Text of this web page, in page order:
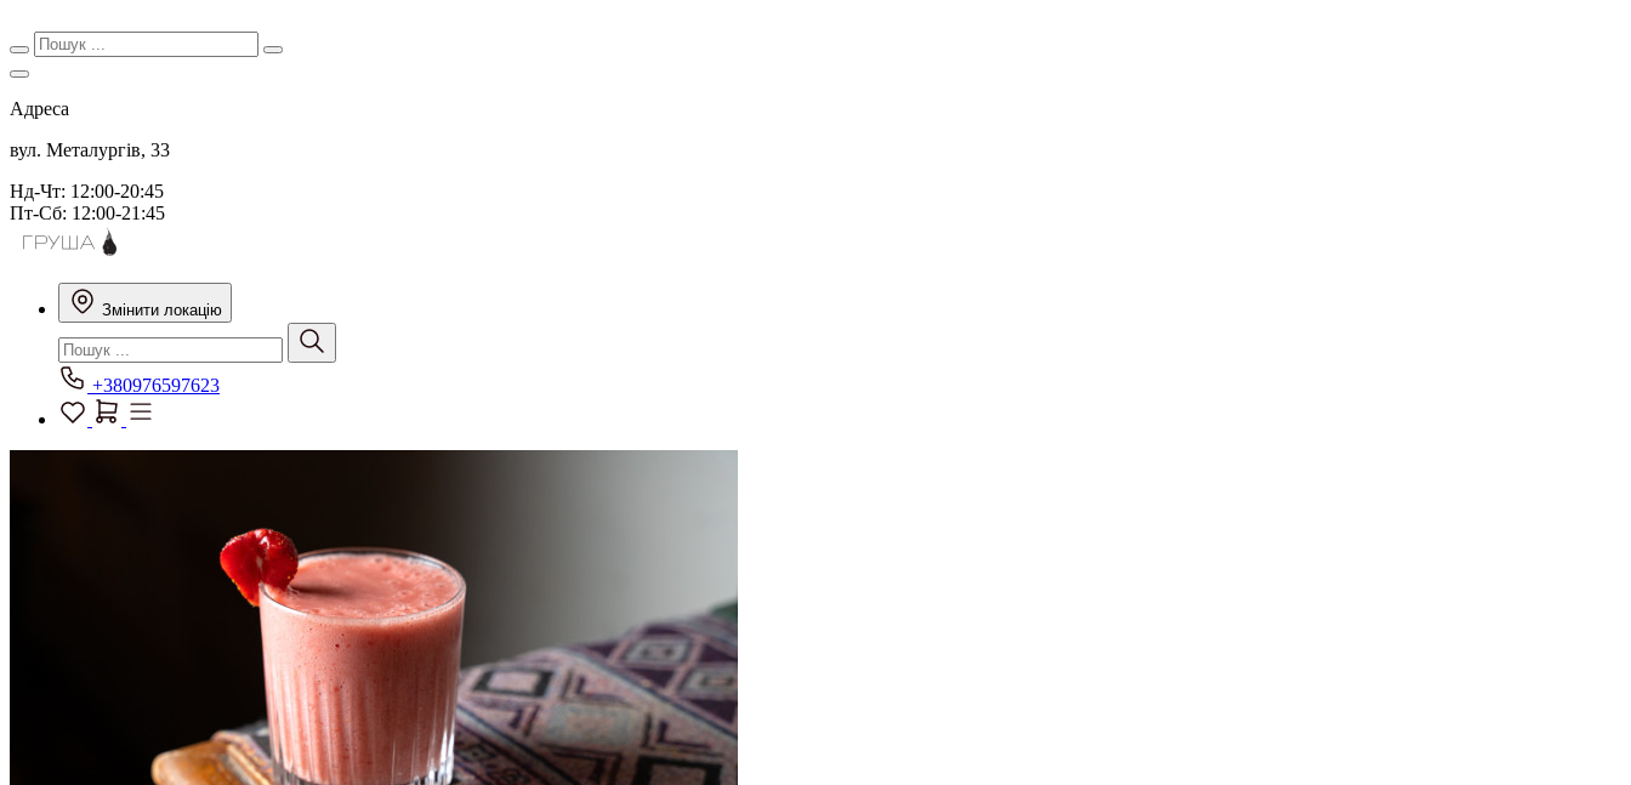
Адреса
вул. Металургів, 33
Нд-Чт: 12:00-20:45
Пт-Сб: 12:00-21:45
Змінити локацію
+380976597623